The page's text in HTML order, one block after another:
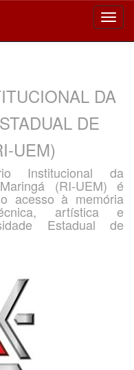
DA
DE
UEM)
Institucional da
(RI-UEM) é
acesso à memória
artística e
Estadual de